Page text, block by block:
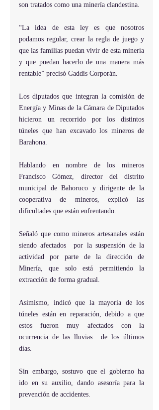
son tratados como una minería clandestina.
“La idea de esta ley es que nosotros
podamos regular, crear la regla de juego y
que las familias puedan vivir de esta minería
y que puedan hacerlo de una manera más
rentable” precisó Gaddis Corporán.
Los diputados que integran la comisión de
Energía y Minas de la Cámara de Diputados
hicieron un recorrido por los distintos
túneles que han excavado los mineros de
Barahona.
Hablando en nombre de los mineros
Francisco Gómez, director del distrito
municipal de Bahoruco y dirigente de la
cooperativa de mineros, explicó las
dificultades que están enfrentando.
Señaló que como mineros artesanales están
siendo afectados  por la suspensión de la
actividad por parte de la dirección de
Minería, que solo está permitiendo la
extracción de forma gradual.
Asimismo, indicó que la mayoría de los
túneles están en reparación, debido a que
estos fueron muy afectados con la
ocurrencia de las lluvias  de los últimos
días.
Sin embargo, sostuvo que el gobierno ha
ido en su auxilio, dando asesoría para la
prevención de accidentes.